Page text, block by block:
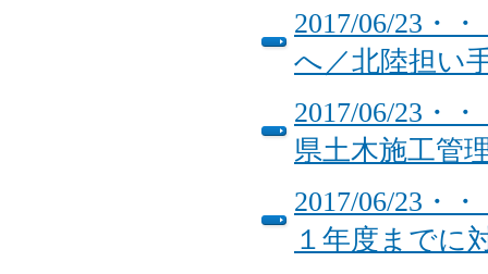
2017/06/23・
へ／北陸担い
2017/06/23・
県土木施工管
2017/06/23・
１年度までに